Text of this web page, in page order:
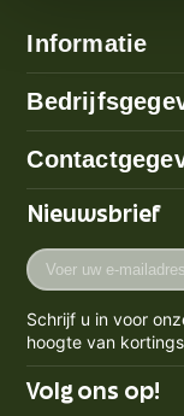
Informatie
Algemene
Betaalmethode
Verzenden
Klachten
Spaarpunten
Retourneren &
Privacy Policy
Cookie Policy
Contact
Blogs
Adres: Poeldijk
Maandag - Vrijdag
KVK-nummer:
BTW-nummer:
Nieuwsbrief
Voer
uw
mailadres
in
Schrijf u in voor
hoogte van
Volg ons op!